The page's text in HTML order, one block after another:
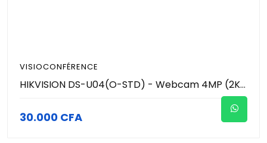
VISIOCONFÉRENCE
HIKVISION DS-U04(O-STD) - Webcam 4MP (2K) 2560 × 1440 - Microphone intégré avec un son clair
30.000 CFA